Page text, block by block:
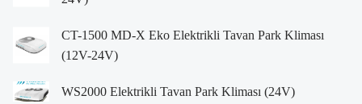
CT-1500 MD-X Eko Elektrikli Tavan Park Kliması
(12V-24V)
WS2000 Elektrikli Tavan Park Kliması (24V)